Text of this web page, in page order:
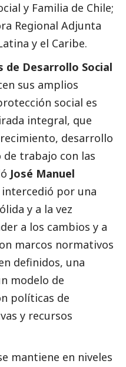
y Familia de Chile;
Regional Adjunta
y el Caribe.
de Desarrollo Social
sus amplios
social es
integral, que
desarrollo
trabajo con las
José Manuel
intercedió por una
y a la vez
a los cambios y a
marcos normativos
definidos, una
modelo de
políticas de
y recursos
mantiene en niveles